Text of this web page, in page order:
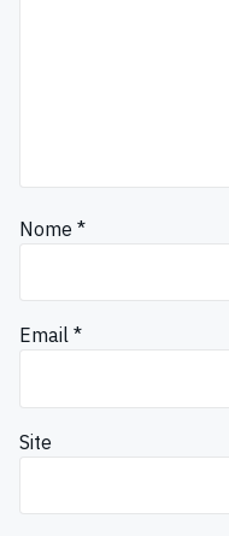
Nome *
Email *
Site